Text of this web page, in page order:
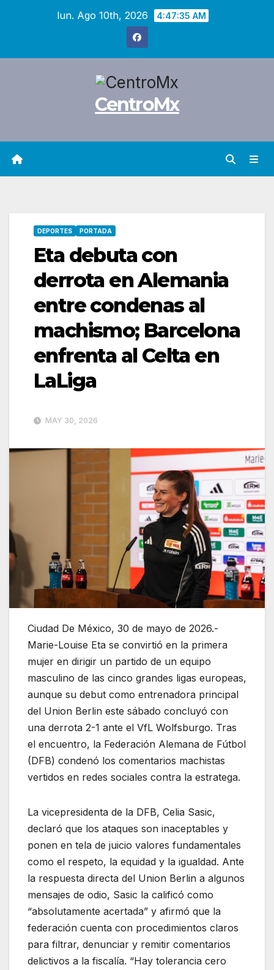
lun. Ago 10th, 2026 4:47:36 AM
CentroMx
DEPORTES PORTADA
Eta debuta con
derrota en Alemania
entre condenas al
machismo; Barcelona
enfrenta al Celta en
LaLiga
MAY 30, 2026
Ciudad De México, 30 de mayo de 2026.-
Marie-Louise Eta se convirtió en la primera
mujer en dirigir un partido de un equipo
masculino de las cinco grandes ligas europeas,
aunque su debut como entrenadora principal
del Union Berlin este sábado concluyó con
una derrota 2-1 ante el VfL Wolfsburgo. Tras
el encuentro, la Federación Alemana de Fútbol
(DFB) condenó los comentarios machistas
vertidos en redes sociales contra la estratega.
La vicepresidenta de la DFB, Celia Sasic,
declaró que los ataques son inaceptables y
ponen en tela de juicio valores fundamentales
como el respeto, la equidad y la igualdad. Ante
la respuesta directa del Union Berlin a algunos
mensajes de odio, Sasic la calificó como
“absolutamente acertada” y afirmó que la
federación cuenta con procedimientos claros
para filtrar, denunciar y remitir comentarios
delictivos a la fiscalía. “Hay tolerancia cero